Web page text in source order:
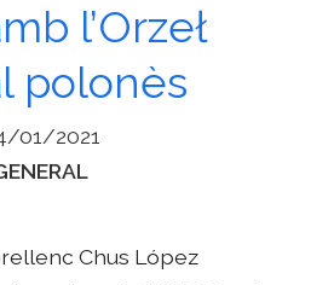
l’Orzeł
polonès
01/2021
Chus López